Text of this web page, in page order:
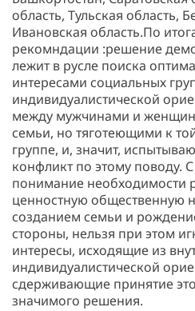
область, Тульская область,
Ивановская область.По
рекомндации :решение
лежит в русле поиска
интересами социальных
индивидуалистической
между мужчинами и
семьи, но тяготеющими к
группе, и, значит,
конфликт по этому поводу.
понимание необходимости
ценностную общественную
созданием семьи и
стороны, нельзя при этом
интересы, исходящие из
индивидуалистической
сдерживающие принятие
значимого решения.